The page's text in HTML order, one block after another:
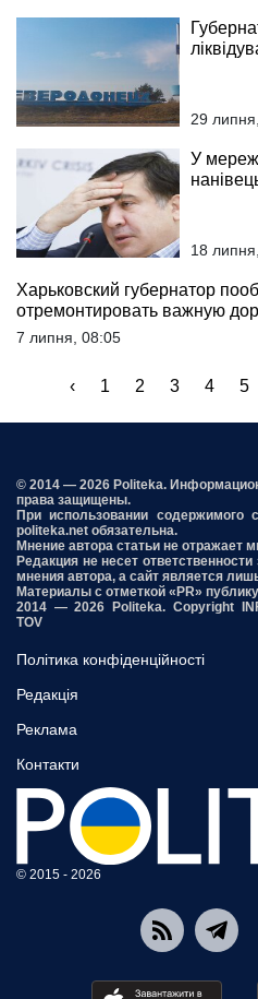
29
У
18
Харьковский губернатор
отремонтировать важную
7 липня, 08:05
‹ 1 2 3 4 5
© 2014 — 2026 Politeka.
права защищены.
При использовании содержимого
politeka.net обязательна.
Мнение автора статьи не отражает
Редакция не несет
мнения автора, а сайт является
Материалы с отметкой «PR»
2014 — 2026 Politeka. Copyright
TOV
Політика конфіденційності
Редакція
Реклама
Контакти
© 2015 - 2026